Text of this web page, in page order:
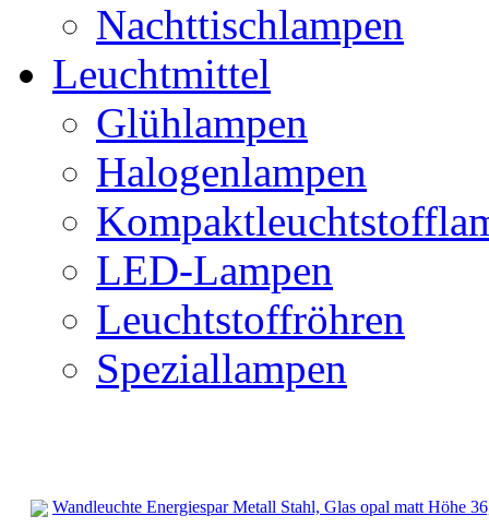
Nachttischlampen
Leuchtmittel
Glühlampen
Halogenlampen
LED-Lampen
Leuchtstoffröhren
Speziallampen
Wandleuchte Energiespar Metall Stahl, Glas opal matt Höhe